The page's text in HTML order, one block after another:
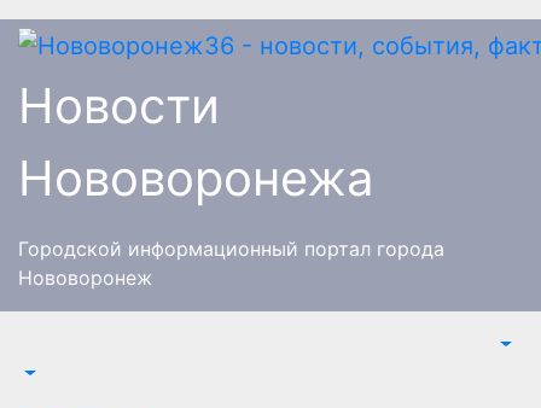
Перейти
Новости
Нововоронежа
Городской информационный портал города
Нововоронеж